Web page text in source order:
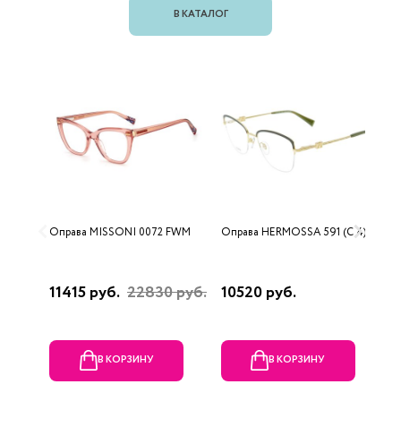
В КАТАЛОГ
Оправа MISSONI 0072 FWM
11415 руб. 22830 руб.
В КОРЗИНУ
Оправа HERMOSSA 591 (C 4)
10520 руб.
В КОРЗИНУ